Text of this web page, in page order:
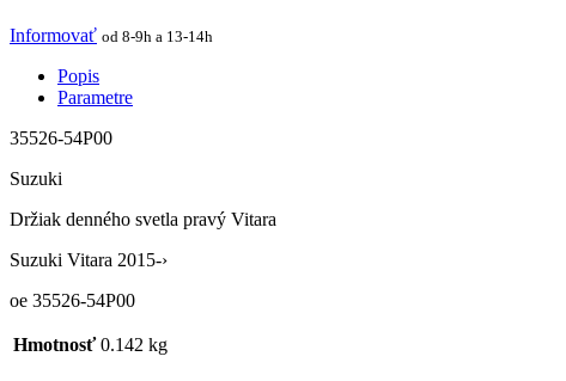
Informovať od 8-9h a 13-14h
Popis
Parametre
35526-54P00
Suzuki
Držiak denného svetla pravý Vitara
Suzuki Vitara 2015-›
oe 35526-54P00
Hmotnosť 0.142 kg